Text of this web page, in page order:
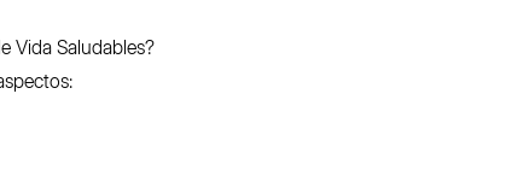
Vida Saludables?